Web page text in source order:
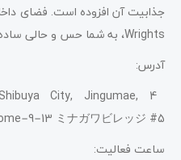
Wrights، به شما حس ‌و حالی ساده و آرام‌بخش می‌دهد.
آدرس:
City, Jingumae, 4
ミナガワビレッジ #5
ساعت فعالیت: